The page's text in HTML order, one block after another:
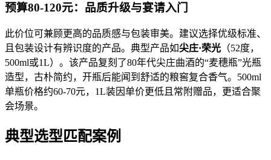
预算80-120元：品质升级与宴请入门
此价位可兼顾更高的品质感与包装审美。建议选择优级标准、
且包装设计有辨识度的产品。典型产品如尖庄·荣光 （52度，
500ml或1L）。该产品复刻了80年代尖庄曲酒的“麦穗瓶”光瓶
造型，古朴简约，开瓶后能闻到舒适的粮窖复合香气。500ml
单瓶价格约60-70元，1L装因单价更低且常附赠品，更适合聚
会场景。
典型选型匹配案例